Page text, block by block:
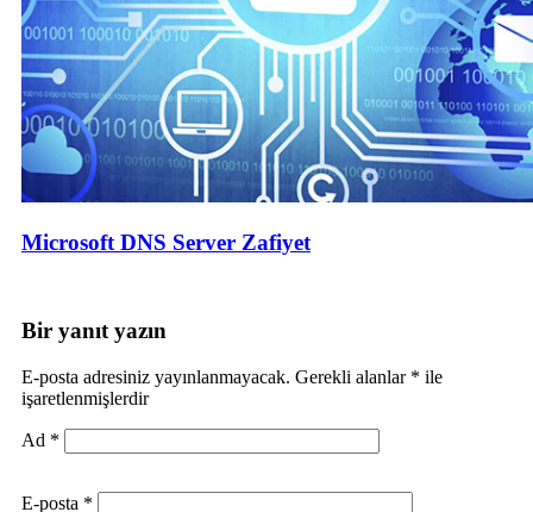
Microsoft DNS Server Zafiyet
Bir yanıt yazın
E-posta adresiniz yayınlanmayacak. Gerekli alanlar * ile
işaretlenmişlerdir
Ad *
E-posta *